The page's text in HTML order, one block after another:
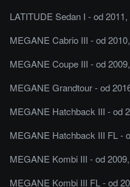
LATITUDE Sedan I - od 2011,
MEGANE Cabrio III - od 2010,
MEGANE Coupe III - od 2009,
MEGANE Grandtour - od
MEGANE Hatchback III - od
MEGANE Hatchback III FL -
MEGANE Kombi III - od 2009,
MEGANE Kombi III FL - od